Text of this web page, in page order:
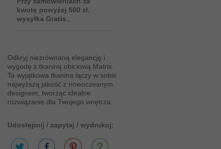
kwotę powyżej 500 zł.
wysyłka Gratis..
Odkryj niezrównaną elegancję i
wygodę z tkaniną obiciową Matrix.
Ta wyjątkowa tkanina łączy w sobie
najwyższą jakość z nowoczesnym
designem, tworząc idealne
rozwiązanie dla Twojego wnętrza.
Udostępnij / zapytaj / wydrukuj: